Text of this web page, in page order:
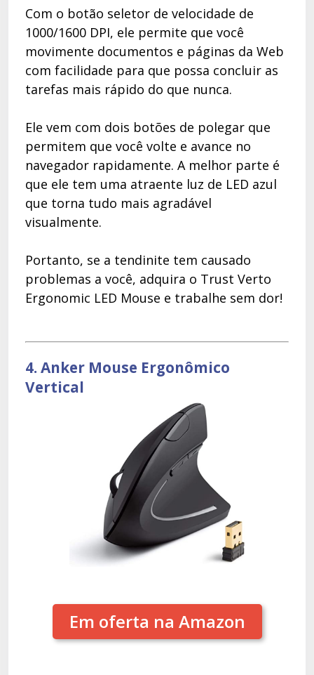
Com o botão seletor de velocidade de
1000/1600 DPI, ele permite que você
movimente documentos e páginas da Web
com facilidade para que possa concluir as
tarefas mais rápido do que nunca.
Ele vem com dois botões de polegar que
permitem que você volte e avance no
navegador rapidamente. A melhor parte é
que ele tem uma atraente luz de LED azul
que torna tudo mais agradável
visualmente.
Portanto, se a tendinite tem causado
problemas a você, adquira o Trust Verto
Ergonomic LED Mouse e trabalhe sem dor!
4. Anker Mouse Ergonômico
Vertical
Em oferta na Amazon